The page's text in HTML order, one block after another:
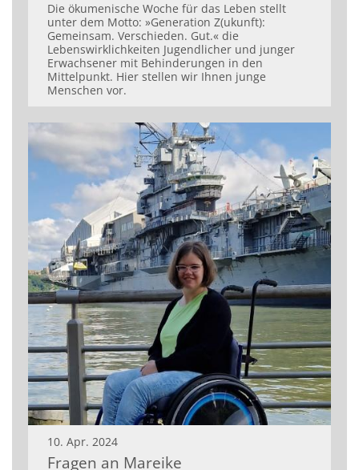
Die ökumenische Woche für das Leben stellt
unter dem Motto: »Generation Z(ukunft):
Gemeinsam. Verschieden. Gut.« die
Lebenswirklichkeiten Jugendlicher und junger
Erwachsener mit Behinderungen in den
Mittelpunkt. Hier stellen wir Ihnen junge
Menschen vor.
10. Apr. 2024
Fragen an Mareike